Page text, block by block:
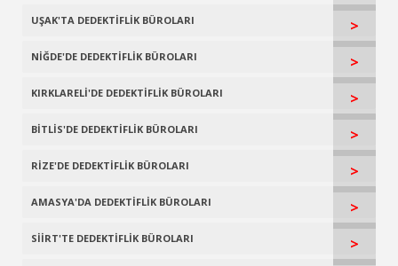
UŞAK'TA DEDEKTİFLİK BÜROLARI >
NİĞDE'DE DEDEKTİFLİK BÜROLARI >
KIRKLARELİ'DE DEDEKTİFLİK BÜROLARI >
BİTLİS'DE DEDEKTİFLİK BÜROLARI >
RİZE'DE DEDEKTİFLİK BÜROLARI >
AMASYA'DA DEDEKTİFLİK BÜROLARI >
SİİRT'TE DEDEKTİFLİK BÜROLARI >